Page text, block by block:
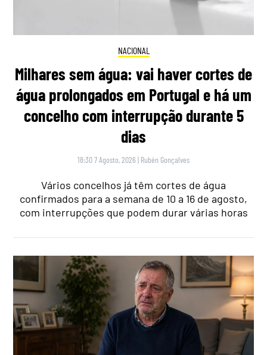
NACIONAL
Milhares sem água: vai haver cortes de
água prolongados em Portugal e há um
concelho com interrupção durante 5
dias
18:30 7 Agosto, 2026 | Rubén Gonçalves
Vários concelhos já têm cortes de água
confirmados para a semana de 10 a 16 de agosto,
com interrupções que podem durar várias horas